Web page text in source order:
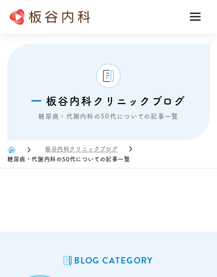
板谷内科クリニックブログ
糖尿病・代謝内科の50代についての記事一覧
板谷内科クリニックブログ
糖尿病・代謝内科の50代についての記事一覧
BLOG CATEGORY